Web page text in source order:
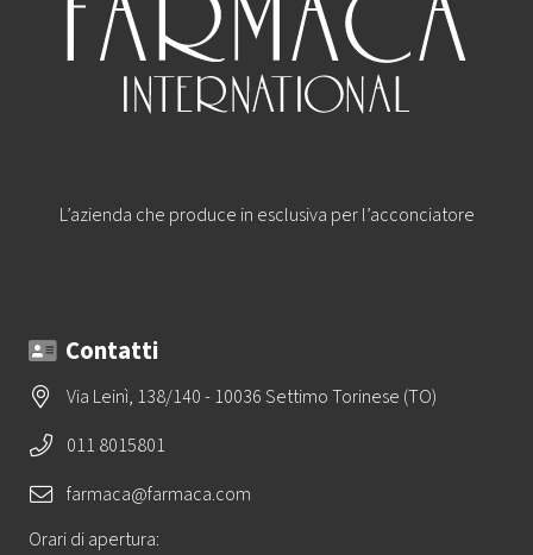
L’azienda che produce in esclusiva per l’acconciatore
Contatti
Via Leinì, 138/140 - 10036 Settimo Torinese (TO)
011 8015801
farmaca@farmaca.com
Orari di apertura: